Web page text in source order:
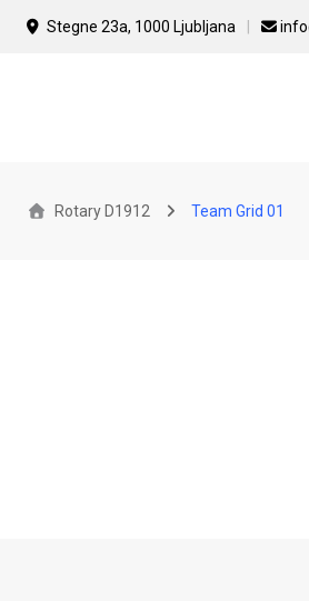
Stegne 23a, 1000 Ljubljana
Rotary D1912 Team Grid 01